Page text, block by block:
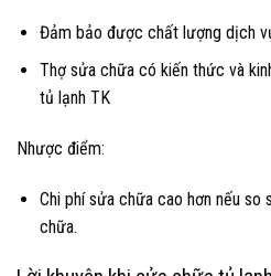
Đảm bảo được chất lượng dịch
Thợ sửa chữa có kiến thức và
tủ lạnh TK
Nhược điểm:
Chi phí sửa chữa cao hơn nếu so
chữa.